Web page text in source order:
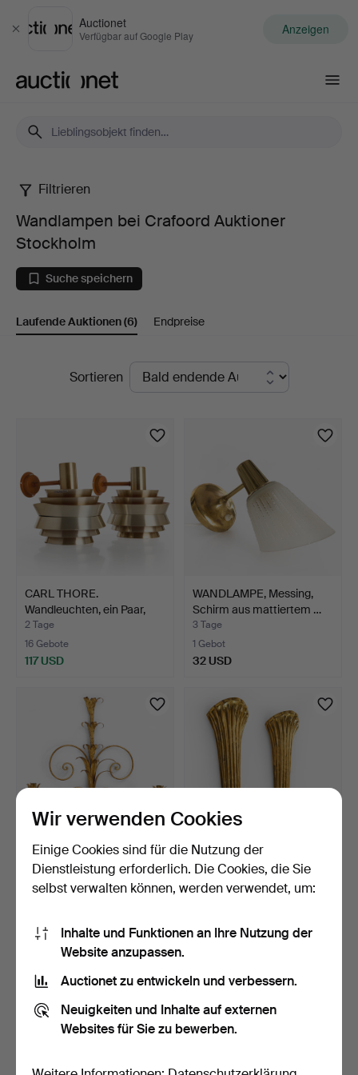
Schließen
Auctionet
Verfügbar auf Google Play Anzeigen
Wandlampen
bei
Crafoord
Auktioner
Filtrieren
Wandlampen bei Crafoord Auktioner
Stockholm
Suche speichern
Laufende Auktionen(6) Endpreise
LaufendeSortieren
CARL THORE.
Wandleuchten, ein Paar,
Granha…
2 Tage
16 Gebote
117 USD
WANDLAMPE, Messing,
Schirm aus mattiertem …
3 Tage
1 Gebot
32 USD
WANDLEUCHTER, 5
Lichtquellen, vergoldetes …
19 Tage
264 USD
LARS HOLMSTRÖM.
Wandleuchter, ein Paar,
Me…
19 Tage
48 USD
Wir verwenden Cookies
Einige Cookies sind für die Nutzung der
Dienstleistung erforderlich. Die Cookies, die Sie
selbst verwalten können, werden verwendet, um:
Inhalte und Funktionen an Ihre Nutzung der
Website anzupassen.
Auctionet zu entwickeln und verbessern.
Neuigkeiten und Inhalte auf externen
Websites für Sie zu bewerben.